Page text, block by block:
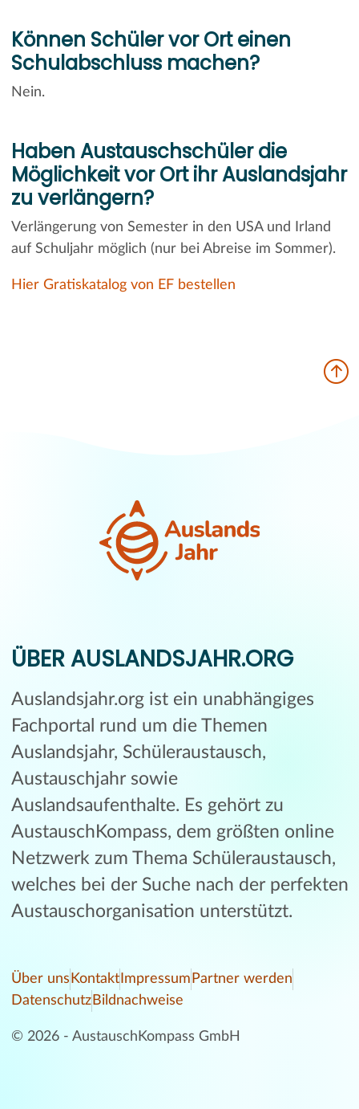
Können Schüler vor Ort einen
Schulabschluss machen?
Nein.
Haben Austauschschüler die
Möglichkeit vor Ort ihr Auslandsjahr
zu verlängern?
Verlängerung von Semester in den USA und Irland
auf Schuljahr möglich (nur bei Abreise im Sommer).
Hier Gratiskatalog von EF bestellen
ÜBER AUSLANDSJAHR.ORG
Auslandsjahr.org ist ein unabhängiges
Fachportal rund um die Themen
Auslandsjahr, Schüleraustausch,
Austauschjahr sowie
Auslandsaufenthalte. Es gehört zu
AustauschKompass, dem größten online
Netzwerk zum Thema Schüleraustausch,
welches bei der Suche nach der perfekten
Austauschorganisation unterstützt.
Über uns Kontakt Impressum Partner werden
Datenschutz Bildnachweise
© 2026 - AustauschKompass GmbH